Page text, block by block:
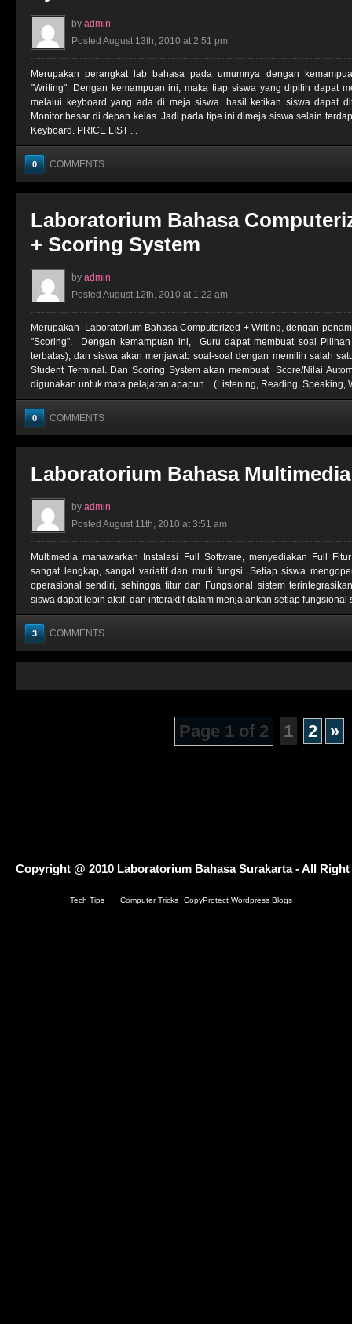
by admin
Posted August 13th, 2010 at 2:51 pm
Merupakan perangkat lab bahasa pada umumnya dengan
"Writing". Dengan kemampuan ini, maka tiap siswa yang dipilih dapat
melalui keyboard yang ada di meja siswa. hasil ketikan siswa dapat
Monitor besar di depan kelas. Jadi pada tipe ini dimeja siswa selain
Keyboard. PRICE LIST ...
0 COMMENTS
Laboratorium Bahasa
+ Scoring System
by admin
Posted August 12th, 2010 at 1:22 am
Merupakan Laboratorium Bahasa Computerized + Writing, dengan
"Scoring". Dengan kemampuan ini, Guru dapat membuat soal
terbatas), dan siswa akan menjawab soal-soal dengan memilih salah
Student Terminal. Dan Scoring System akan membuat Score/Nilai
digunakan untuk mata pelajaran apapun. (Listening, Reading, Speaking,
0 COMMENTS
Laboratorium Bahasa Multimedia
by admin
Posted August 11th, 2010 at 3:51 am
Multimedia manawarkan Instalasi Full Software, menyediakan Full
sangat lengkap, sangat variatif dan multi fungsi. Setiap siswa
operasional sendiri, sehingga fitur dan Fungsional sistem
siswa dapat lebih aktif, dan interaktif dalam menjalankan setiap fungsional
3 COMMENTS
Page 1 of 2 1 2 »
Copyright @ 2010 Laboratorium Bahasa Surakarta- All Right
Tech Tips Computer Tricks CopyProtect Wordpress Blogs